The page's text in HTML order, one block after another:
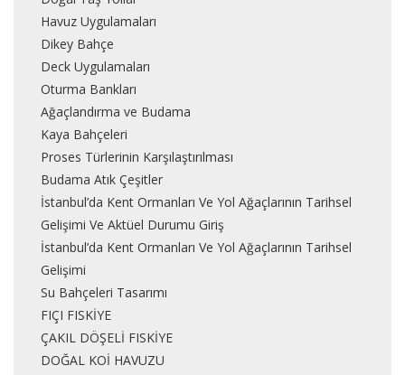
Havuz Uygulamaları
Dikey Bahçe
Deck Uygulamaları
Oturma Bankları
Ağaçlandırma ve Budama
Kaya Bahçeleri
Proses Türlerinin Karşılaştırılması
Budama Atık Çeşitler
İstanbul’da Kent Ormanları Ve Yol Ağaçlarının Tarihsel
Gelişimi Ve Aktüel Durumu Giriş
İstanbul’da Kent Ormanları Ve Yol Ağaçlarının Tarihsel
Gelişimi
Su Bahçeleri Tasarımı
FIÇI FISKİYE
ÇAKIL DÖŞELİ FISKİYE
DOĞAL KOİ HAVUZU